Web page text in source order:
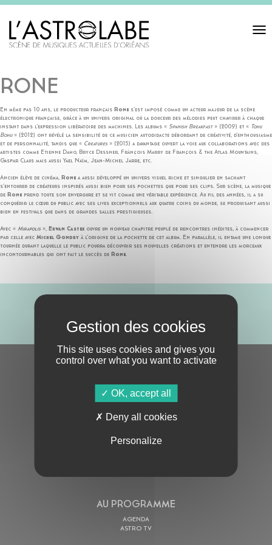
Toggle
RONE
En même pas 10 ans, le producteur français Rone s’est imposé comme un acteur majeur de la scène
électronique française, grâce à un univers original où la douceur des mélodies peut chavirer à chaque
instant dans l’expression libératoire des machines. Les albums « Spanish Breakfast» (2009) et « Tohu
Bohu» (2012) ont révélé la sensibilité de ce musicien autodidacte débordant de créativité, d’enthousiasme
et de personnalité, tandis que « Creatures » (2015) a davantage ouvert la voie aux collaborations avec des
artistes comme Etienne Daho, Bryce Dessner, Frànçois Marry de François & the Atlas Mountains,
Gaspar Claus mais aussi Yael Naïm, Jean-Michel Jarre, etc.
Ancien élève de cinéma, Rone a aussi développé un univers visuel riche et singulier en sachant
s’entourer de créateurs inspirés aussi bien pour ses pochettes que pour ses clips. Sur scène, la musique
de Rone prend toute son envergure et se vit comme une véritable expérience. Au fil des années, il a su
conquérir le cœur du public avec ses lives exceptionnels aux quatre coins du monde, se produisant aussi
bien en festivals que dans de grandes salles prestigieuses.
Avec « Mirapolis », Erwan Castex ouvre un nouveau chapitre peuplé de rencontres inédites, à commencer
par celle avec Michel Gondry à l’origine de la pochette de cet album. En parallèle, il entame une longue
tournée durant laquelle le public pourra découvrir ses nouvelles créations et entendre les morceaux
incontournables qui ont fait le succès de Rone.
AU PROGRAMME
AGENDA
ASTRO TV
This site uses cookies and gives you
control over what you want to activate
OK, accept all
Deny all cookies
Personalize